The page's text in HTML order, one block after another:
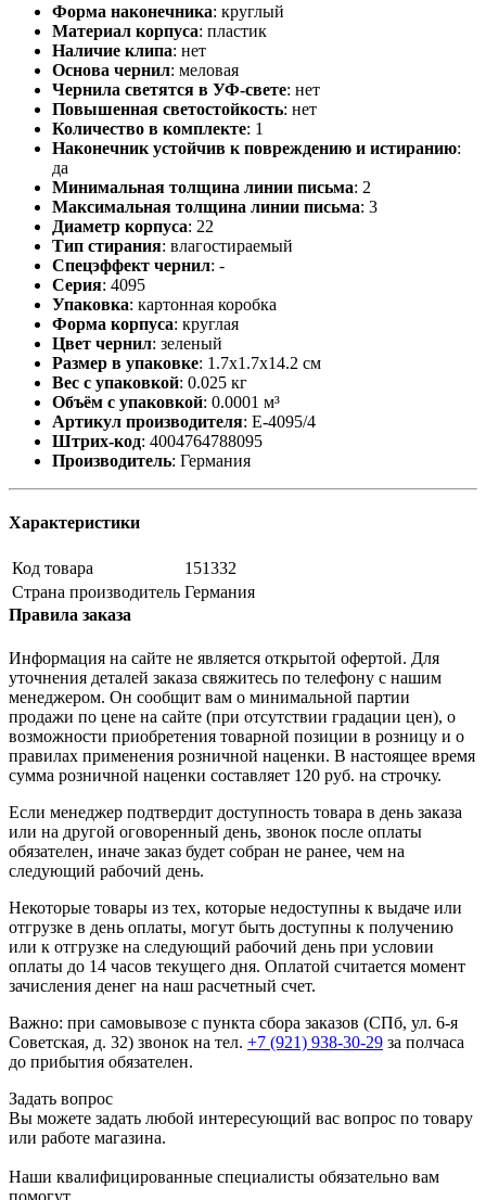
Форма наконечника: круглый
Материал корпуса: пластик
Наличие клипа: нет
Основа чернил: меловая
Чернила светятся в УФ-свете: нет
Повышенная светостойкость: нет
Количество в комплекте: 1
Наконечник устойчив к повреждению и истиранию:
да
Минимальная толщина линии письма: 2
Максимальная толщина линии письма: 3
Диаметр корпуса: 22
Тип стирания: влагостираемый
Спецэффект чернил: -
Серия: 4095
Упаковка: картонная коробка
Форма корпуса: круглая
Цвет чернил: зеленый
Размер в упаковке: 1.7x1.7x14.2 см
Вес с упаковкой: 0.025 кг
Объём с упаковкой: 0.0001 м³
Артикул производителя: E-4095/4
Штрих-код: 4004764788095
Производитель: Германия
Характеристики
Код товара
151332
Страна производитель Германия
Правила заказа
Информация на сайте не является открытой офертой. Для
уточнения деталей заказа свяжитесь по телефону с нашим
менеджером. Он сообщит вам о минимальной партии
продажи по цене на сайте (при отсутствии градации цен), о
возможности приобретения товарной позиции в розницу и о
правилах применения розничной наценки. В настоящее время
сумма розничной наценки составляет 120 руб. на строчку.
Если менеджер подтвердит доступность товара в день заказа
или на другой оговоренный день, звонок после оплаты
обязателен, иначе заказ будет собран не ранее, чем на
следующий рабочий день.
Некоторые товары из тех, которые недоступны к выдаче или
отгрузке в день оплаты, могут быть доступны к получению
или к отгрузке на следующий рабочий день при условии
оплаты до 14 часов текущего дня. Оплатой считается момент
зачисления денег на наш расчетный счет.
Важно: при самовывозе с пункта сборa заказов (СПб, ул. 6-я
Советская, д. 32) звонок на тел. +7 (921) 938-30-29 за полчаса
до прибытия обязателен.
Задать вопрос
Вы можете задать любой интересующий вас вопрос по товару
или работе магазина.
Наши квалифицированные специалисты обязательно вам
помогут.